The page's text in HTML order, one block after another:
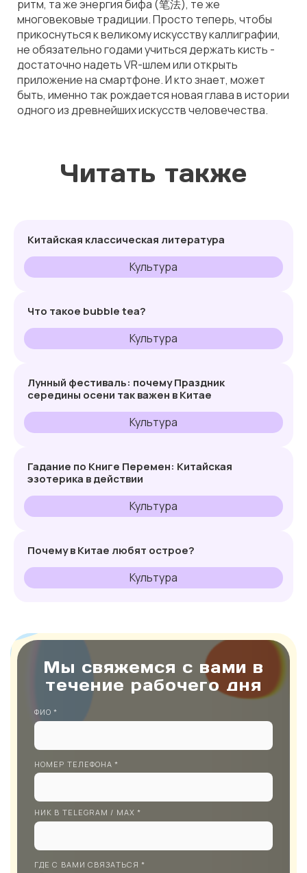
ритм, та же энергия бифа (笔法), те же
многовековые традиции. Просто теперь, чтобы
прикоснуться к великому искусству каллиграфии,
не обязательно годами учиться держать кисть -
достаточно надеть VR-шлем или открыть
приложение на смартфоне. И кто знает, может
быть, именно так рождается новая глава в истории
одного из древнейших искусств человечества.
Читать также
Китайская классическая литература
Культура
Что такое bubble tea?
Культура
Лунный фестиваль: почему Праздник
середины осени так важен в Китае
Культура
Гадание по Книге Перемен: Китайская
эзотерика в действии
Культура
Почему в Китае любят острое?
Культура
Мы свяжемся с вами в
течение рабочего дня
ФИО *
НОМЕР ТЕЛЕФОНА *
НИК В TELEGRAM / MAX *
ГДЕ С ВАМИ СВЯЗАТЬСЯ *